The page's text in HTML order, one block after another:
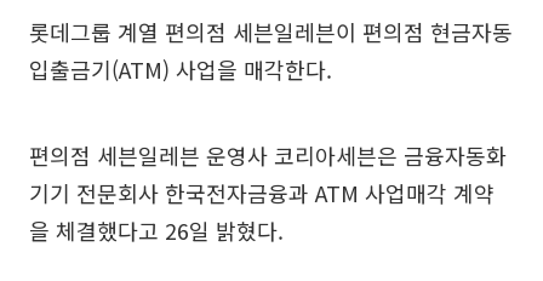
롯데그룹 계열 편의점 세븐일레븐이 편의점 현금자동
입출금기(ATM) 사업을 매각한다.
편의점 세븐일레븐 운영사 코리아세븐은 금융자동화
기기 전문회사 한국전자금융과 ATM 사업매각 계약
을 체결했다고 26일 밝혔다.